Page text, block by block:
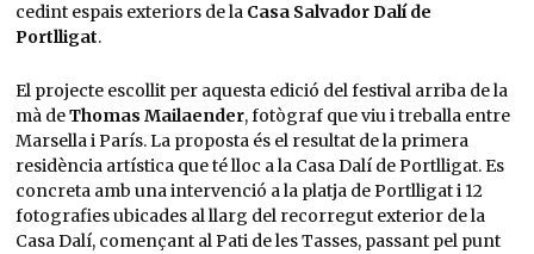
cedint espais exteriors de laCasa Salvador Dalí de
Portlligat.
El projecte escollit per aquesta edició del festival arriba de la
mà deThomas Mailaender, fotògraf que viu i treballa entre
Marsella i París. La proposta és el resultat de la primera
residència artística que té lloc a la Casa Dalí de Portlligat. Es
concreta amb una intervenció a la platja de Portlligat i 12
fotografies ubicades al llarg del recorregut exterior de la
Casa Dalí, començant al Pati de les Tasses, passant pel punt